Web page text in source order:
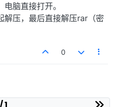
脑直接打开。
解压，最后直接解压rar（密
0